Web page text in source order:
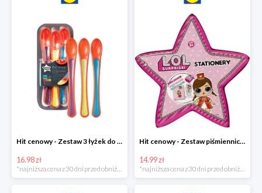
Hit cenowy - Zestaw 3 łyżek do karmienia wskazujących stopień ciepła
16.98 zł
*najniższa cena z 30 dni przed obniżką
Hit cenowy - Zestaw piśmienniczy dla dzieci
14.99 zł
*najniższa cena z 30 dni przed obniżką